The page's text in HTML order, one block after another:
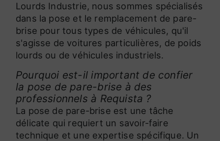
Lourds Industrie, nous sommes spécialisés
dans la pose et le remplacement de pare-
brise pour tous types de véhicules, qu'il
s'agisse de voitures particulières, de poids
lourds ou de véhicules industriels.
Pourquoi est-il important de confier
la pose de pare-brise à des
professionnels à Requista ?
La pose de pare-brise est une tâche
délicate qui requiert un savoir-faire
technique et une expertise spécifique. Un